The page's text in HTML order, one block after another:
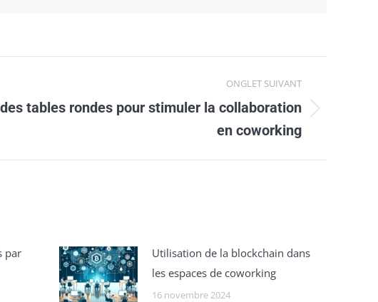
ONGLET SUIVANT
tables rondes pour stimuler la collaboration
en coworking
par
Utilisation de la blockchain dans
les espaces de coworking
16 novembre 2024